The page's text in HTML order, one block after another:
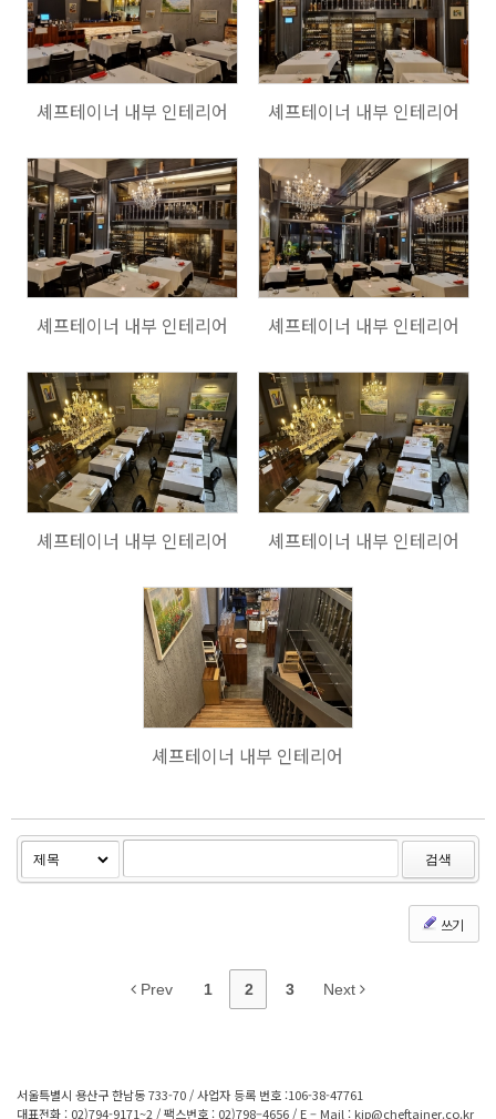
셰프테이너 내부 인테리어 셰프테이너 내부 인테리어
130
셰프테이너 내부 인테리어
133
셰프테이너 내부 인테리어
144
셰프테이너 내부 인테리어
154
셰프테이너 내부 인테리어
134
셰프테이너 내부 인테리어
검색
쓰기
Prev 1 2 3 Next
서울특별시 용산구 한남동 733-70 / 사업자 등록 번호 :106-38-47761
대표전화 : 02)794-9171~2 / 팩스번호 : 02)798–4656 / E – Mail : kjp@cheftainer.co.kr